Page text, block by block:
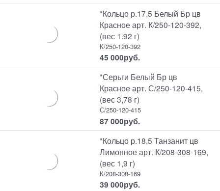
*Кольцо р.17,5 Белый Бр цв
Красное арт. К/250-120-392,
(вес 1.92 г)
К/250-120-392
45 000руб.
*Серьги Белый Бр цв
Красное арт. С/250-120-415,
(вес 3,78 г)
С/250-120-415
87 000руб.
*Кольцо р.18,5 Танзанит цв
Лимонное арт. К/208-308-169,
(вес 1,9 г)
К/208-308-169
39 000руб.